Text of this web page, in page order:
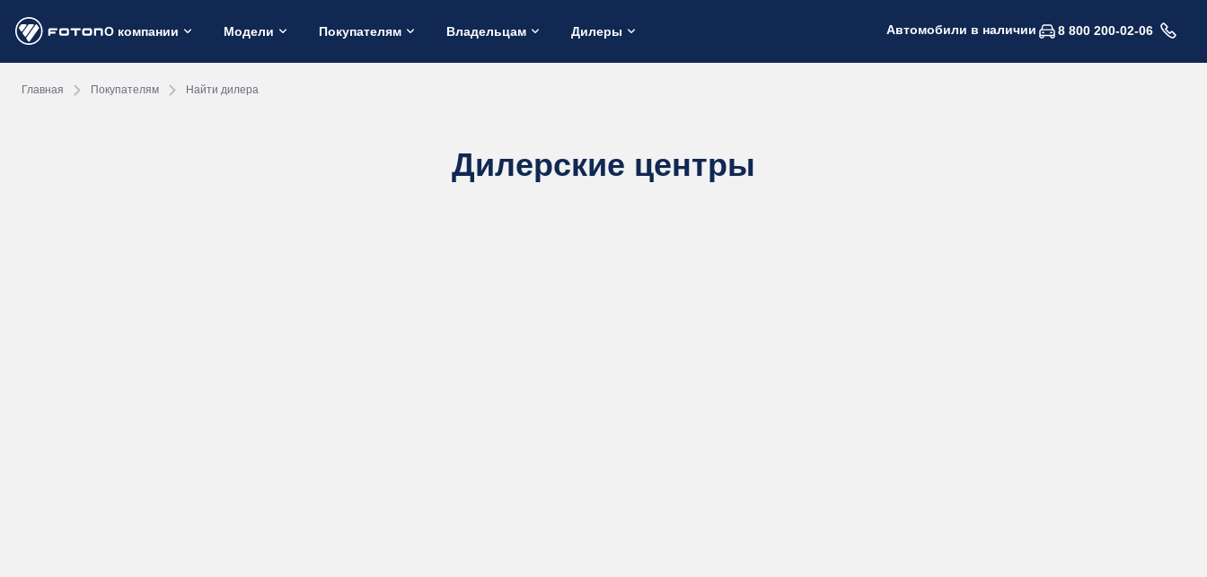
О компании Модели Покупателям Владельцам Дилеры Автомобили в наличии 8 800 200-02-06
Главная Покупателям Найти дилера
Дилерские центры